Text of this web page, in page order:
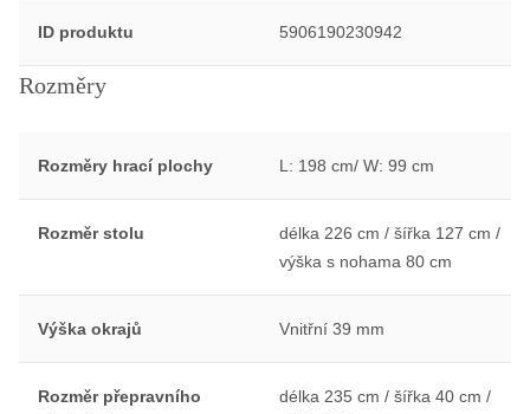
ID produktu 5906190230942
Rozměry
Rozměry hrací plochy L: 198 cm/ W: 99 cm
Rozměr stolu
délka 226 cm / šířka 127 cm /
výška s nohama 80 cm
Výška okrajů Vnitřní 39 mm
Rozměr přepravního
délka 235 cm / šířka 40 cm /